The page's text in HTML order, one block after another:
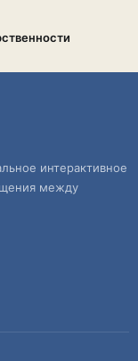
интерактивное
между